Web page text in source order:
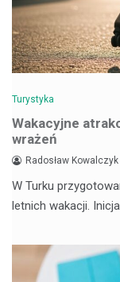
Turystyka
Wakacyjne
wrażeń
Radosław Kowalczyk
W Turku
letnich wakacji.